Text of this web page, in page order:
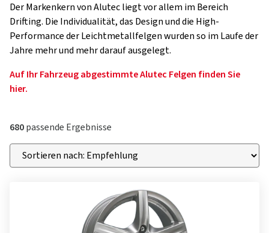
Der Markenkern von Alutec liegt vor allem im Bereich
Drifting. Die Individualität, das Design und die High-
Performance der Leichtmetallfelgen wurden so im Laufe der
Jahre mehr und mehr darauf ausgelegt.
Auf Ihr Fahrzeug abgestimmte Alutec Felgen finden Sie
hier.
680passende Ergebnisse